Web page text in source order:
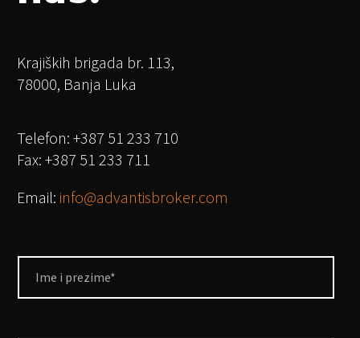
Krajiških brigada br. 113,
78000, Banja Luka
Telefon: +387 51 233 710
Fax: +387 51 233 711
Email: info@advantisbroker.com